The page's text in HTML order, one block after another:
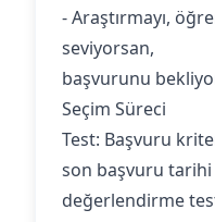
- Araştırmayı,
seviyorsan,
başvurunu
Seçim Süreci
Test: Başvuru
son başvuru tarihi
değerlendirme